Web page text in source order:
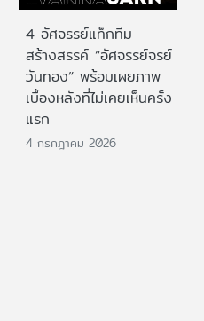
4 อัศจรรย์แท็กทีม
สร้างสรรค์ “อัศจรรย์จรย์
วันทอง” พร้อมเผยภาพ
เบื้องหลังที่ไม่เคยเห็นครั้ง
แรก
4 กรกฎาคม 2026